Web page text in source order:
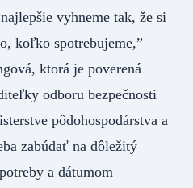
vyhneme tak, že si
koľko spotrebujeme,”
ktorá je poverená
odboru bezpečnosti
pôdohospodárstva a
zabúdať na dôležitý
a dátumom